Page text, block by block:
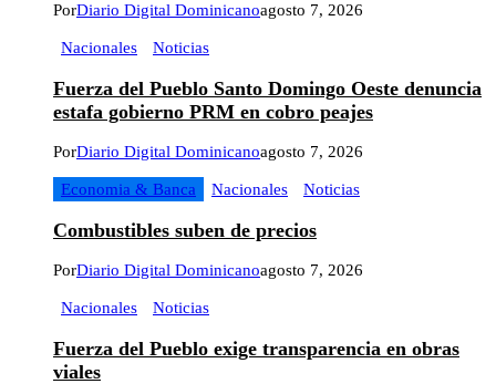
PorDiario Digital Dominicanoagosto 7, 2026
Nacionales Noticias
Fuerza del Pueblo Santo Domingo Oeste denuncia
estafa gobierno PRM en cobro peajes
PorDiario Digital Dominicanoagosto 7, 2026
Economia & Banca Nacionales Noticias
Combustibles suben de precios
PorDiario Digital Dominicanoagosto 7, 2026
Nacionales Noticias
Fuerza del Pueblo exige transparencia en obras
viales